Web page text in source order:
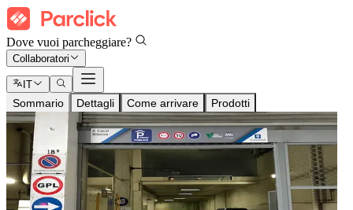
Dove vuoi parcheggiare?
Collaboratori
IT
Sommario Dettagli Come arrivare Prodotti